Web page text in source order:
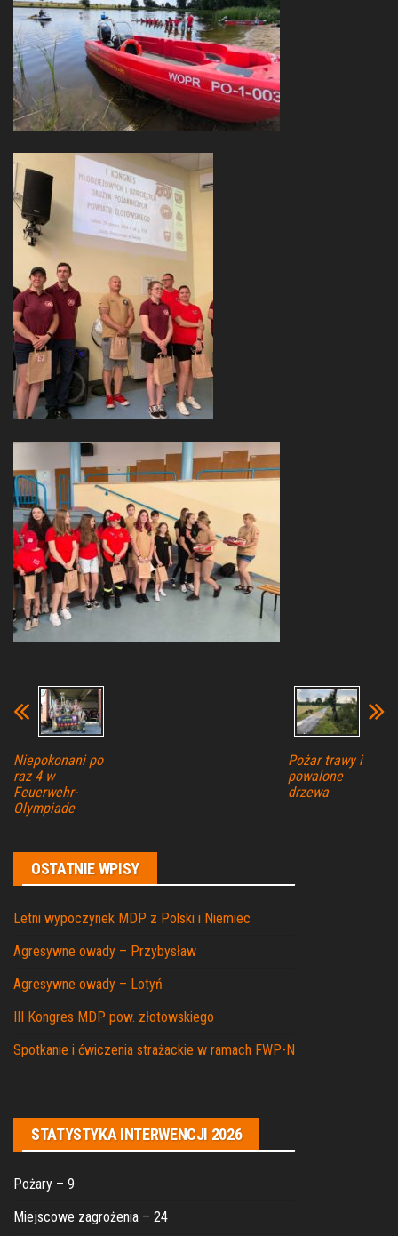
Niepokonani po
raz 4 w
Feuerwehr-
Olympiade
Pożar trawy i
powalone
drzewa
OSTATNIE WPISY
Letni wypoczynek MDP z Polski i Niemiec
Agresywne owady – Przybysław
Agresywne owady – Lotyń
III Kongres MDP pow. złotowskiego
Spotkanie i ćwiczenia strażackie w ramach FWP-N
STATYSTYKA INTERWENCJI 2026
Pożary – 9
Miejscowe zagrożenia – 24